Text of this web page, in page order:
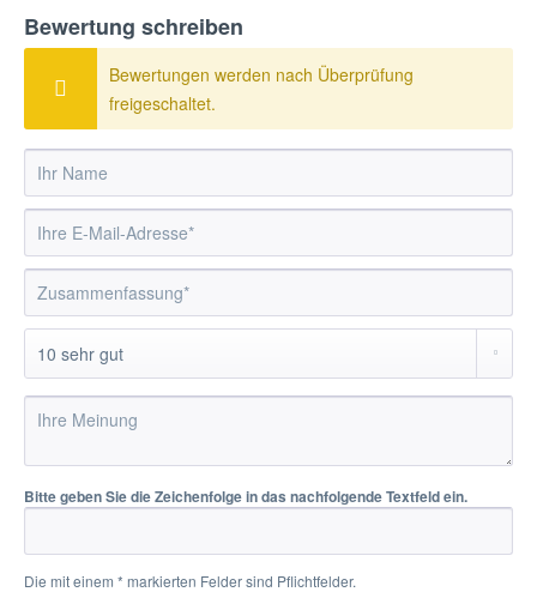
Bewertung schreiben
Bewertungen werden nach Überprüfung
freigeschaltet.
Bitte geben Sie die Zeichenfolge in das nachfolgende Textfeld ein.
Die mit einem * markierten Felder sind Pflichtfelder.